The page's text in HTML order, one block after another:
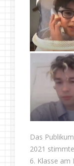
Das
2021
6. Klasse am